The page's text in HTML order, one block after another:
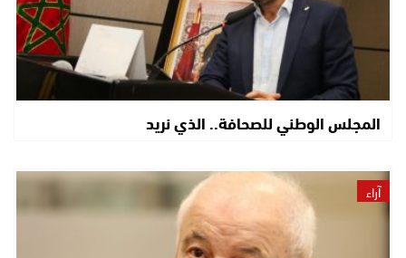
المجلس الوطني للصحافة.. الذي نريد
آراء